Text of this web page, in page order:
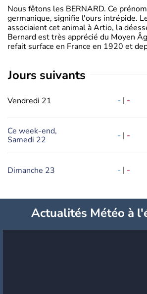
Nous fêtons les BERNARD. Ce
germanique, signifie l'ours intrépide.
associaient cet animal à Artio, la
Bernard est très apprécié du Moyen
refait surface en France en 1920 et
jours suivants
Vendredi 21 - | -
Ce week-end,
Samedi 22
- | -
Dimanche 23 - | -
Actualités Météo à